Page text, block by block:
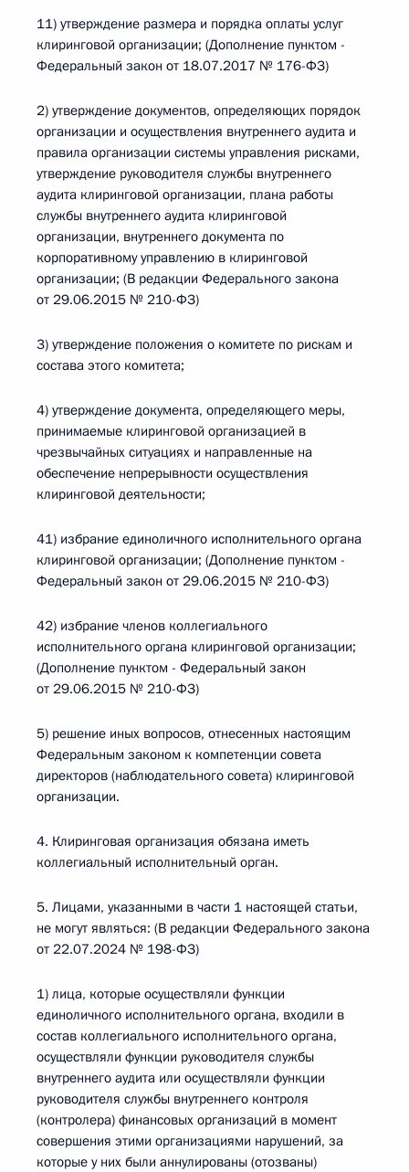
11) утверждение размера и порядка оплаты услуг
клиринговой организации; (Дополнение пунктом -
Федеральный закон от 18.07.2017 № 176-ФЗ)
2) утверждение документов, определяющих порядок
организации и осуществления внутреннего аудита и
правила организации системы управления рисками,
утверждение руководителя службы внутреннего
аудита клиринговой организации, плана работы
службы внутреннего аудита клиринговой
организации, внутреннего документа по
корпоративному управлению в клиринговой
организации; (В редакции Федерального закона
от 29.06.2015 № 210-ФЗ)
3) утверждение положения о комитете по рискам и
состава этого комитета;
4) утверждение документа, определяющего меры,
принимаемые клиринговой организацией в
чрезвычайных ситуациях и направленные на
обеспечение непрерывности осуществления
клиринговой деятельности;
41) избрание единоличного исполнительного органа
клиринговой организации; (Дополнение пунктом -
Федеральный закон от 29.06.2015 № 210-ФЗ)
42) избрание членов коллегиального
исполнительного органа клиринговой организации;
(Дополнение пунктом - Федеральный закон
от 29.06.2015 № 210-ФЗ)
5) решение иных вопросов, отнесенных настоящим
Федеральным законом к компетенции совета
директоров (наблюдательного совета) клиринговой
организации.
4. Клиринговая организация обязана иметь
коллегиальный исполнительный орган.
5. Лицами, указанными в части 1 настоящей статьи,
не могут являться: (В редакции Федерального закона
от 22.07.2024 № 198-ФЗ)
1) лица, которые осуществляли функции
единоличного исполнительного органа, входили в
состав коллегиального исполнительного органа,
осуществляли функции руководителя службы
внутреннего аудита или осуществляли функции
руководителя службы внутреннего контроля
(контролера) финансовых организаций в момент
совершения этими организациями нарушений, за
которые у них были аннулированы (отозваны)